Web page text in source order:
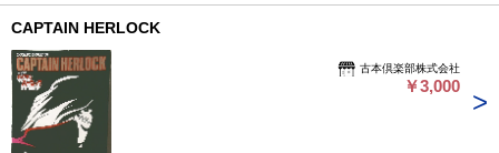
やフュージョンの要素を含む内容で、当時の音楽シーンを知る
手がかりとして興味深い作品かもしれません。音楽ファンやリ
じ取れる一冊として参考になる可能性があります。 状態：
CAPTAIN HERLOCK
古本倶楽部株式会社
￥3,000